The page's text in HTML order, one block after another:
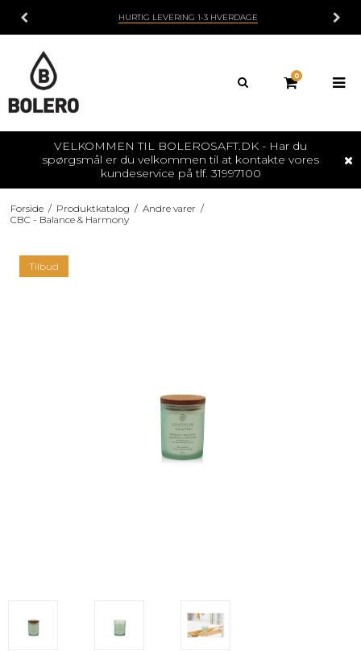
HURTIG LEVERING 1-3 HVERDAGE
0
VELKOMMEN TIL BOLEROSAFT.DK - Har du
spørgsmål er du velkommen til at kontakte vores
kundeservice på tlf. 31997100
Forside / Produktkatalog / Andre varer /
CBC - Balance & Harmony
Tilbud